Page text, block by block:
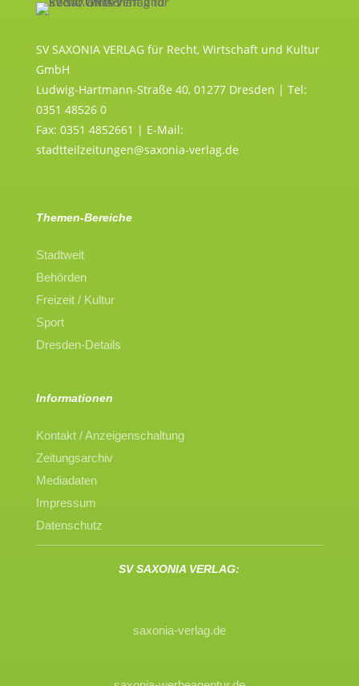
SV SAXONIA VERLAG für Recht, Wirtschaft und Kultur
GmbH
Ludwig-Hartmann-Straße 40, 01277 Dresden | Tel:
0351 48526 0
Fax: 0351 4852661 | E-Mail:
stadtteilzeitungen@saxonia-verlag.de
Themen-Bereiche
Stadtweit
Behörden
Freizeit / Kultur
Sport
Dresden-Details
Informationen
Kontakt / Anzeigenschaltung
Zeitungsarchiv
Mediadaten
Impressum
Datenschutz
SV SAXONIA VERLAG:
saxonia-verlag.de